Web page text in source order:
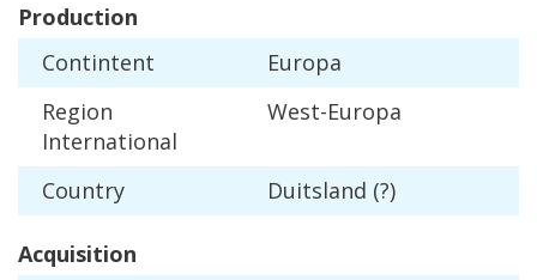
Production
Contintent
Europa
Region
International
West-Europa
Country Duitsland (?)
Acquisition